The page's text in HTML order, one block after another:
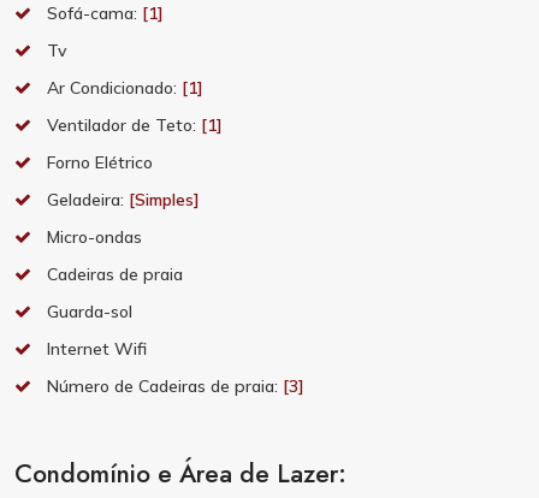
Sofá-cama: [1]
Tv
Ar Condicionado: [1]
Ventilador de Teto: [1]
Forno Elétrico
Geladeira: [Simples]
Micro-ondas
Cadeiras de praia
Guarda-sol
Internet Wifi
Número de Cadeiras de praia: [3]
Condomínio e Área de Lazer: